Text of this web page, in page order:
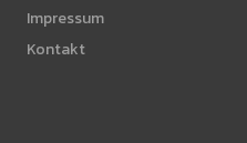
Impressum
Kontakt